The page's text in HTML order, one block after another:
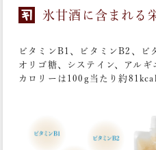
氷甘酒に含まれる
ビタミンB1、ビタミンB2、ビ
オリゴ糖、システイン、アル
カロリーは100g当たり約81kcal